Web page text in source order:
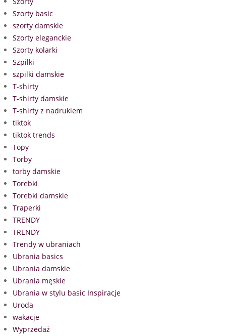
Szorty basic
szorty damskie
Szorty eleganckie
Szorty kolarki
Szpilki
szpilki damskie
T-shirty
T-shirty damskie
T-shirty z nadrukiem
tiktok
tiktok trends
Topy
Torby
torby damskie
Torebki
Torebki damskie
Traperki
TRENDY
TRENDY
Trendy w ubraniach
Ubrania basics
Ubrania damskie
Ubrania męskie
Ubrania w stylu basic Inspiracje
Uroda
wakacje
Wyprzedaż